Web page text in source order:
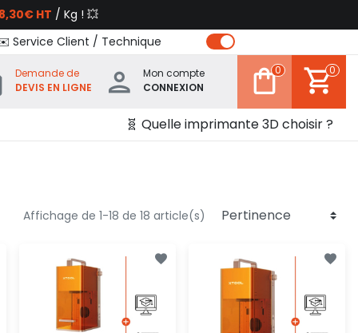
8,30€ HT / Kg ! 💥
Service Client / Technique
Demande de
DEVIS EN LIGNE
Mon compte
CONNEXION
0 0
🧬 Quelle imprimante 3D choisir ?
Affichage de 1-18 de 18 article(s)